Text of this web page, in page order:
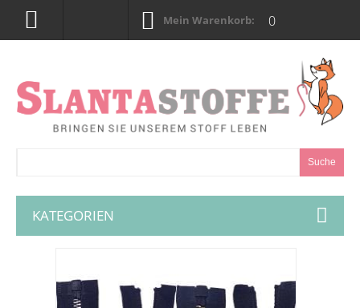
Mein Warenkorb: 0
Suche
KATEGORIEN